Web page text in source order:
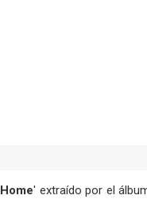
Home' extraído por el